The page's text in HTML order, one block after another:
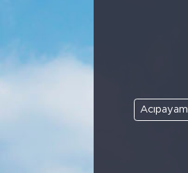
Acıpayam